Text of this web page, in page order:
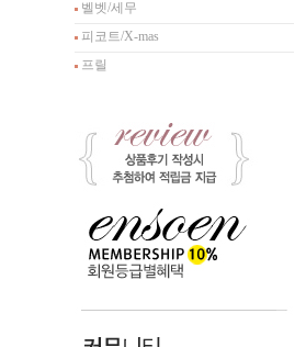
벨벳/세무
피코트/X-mas
프릴